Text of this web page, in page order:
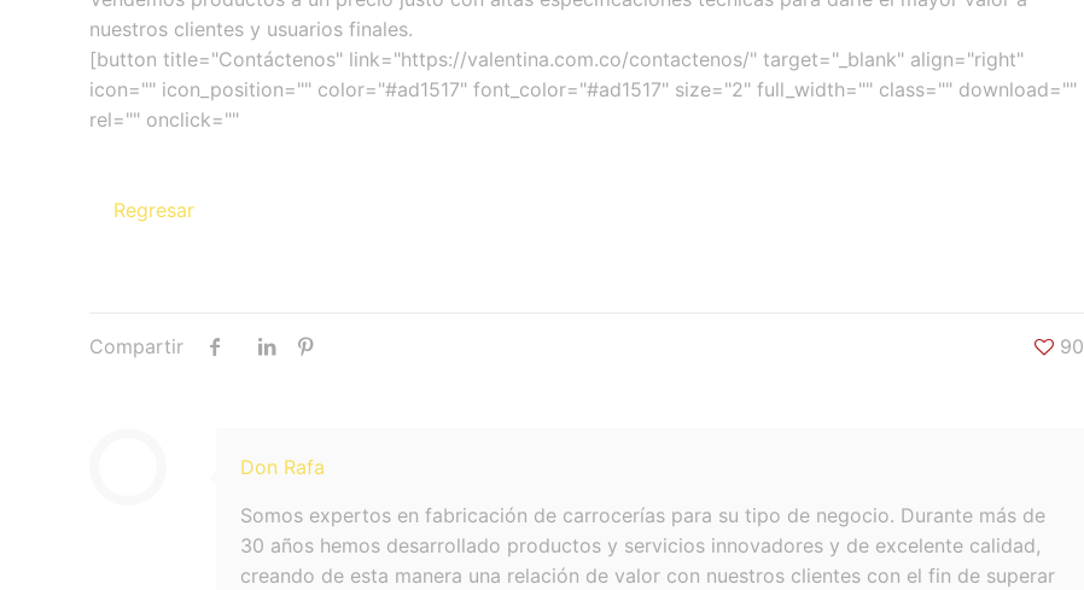
nuestros clientes y usuarios finales.
[button title="Contáctenos" link="https://valentina.com.co/contactenos/" target="_blank" align="right"
icon="" icon_position="" color="#ad1517" font_color="#ad1517" size="2" full_width="" class="" download=""
rel="" onclick=""
Regresar
Compartir 90
Don Rafa
Somos expertos en fabricación de carrocerías para su tipo de negocio. Durante más de
30 años hemos desarrollado productos y servicios innovadores y de excelente calidad,
creando de esta manera una relación de valor con nuestros clientes con el fin de superar